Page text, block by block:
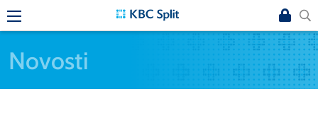
Novosti